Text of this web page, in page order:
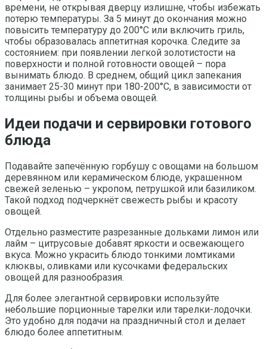
времени, не открывая дверцу излишне, чтобы избежать
потерю температуры. За 5 минут до окончания можно
повысить температуру до 200°C или включить гриль,
чтобы образовалась аппетитная корочка. Следите за
состоянием: при появлении легкой золотистости на
поверхности и полной готовности овощей – пора
вынимать блюдо. В среднем, общий цикл запекания
занимает 25-30 минут при 180-200°C, в зависимости от
толщины рыбы и объема овощей.
Идеи подачи и сервировки готового
блюда
Подавайте запечённую горбушу с овощами на большом
деревянном или керамическом блюде, украшенном
свежей зеленью – укропом, петрушкой или базиликом.
Такой подход подчеркнёт свежесть рыбы и красоту
овощей.
Отдельно разместите разрезанные дольками лимон или
лайм – цитрусовые добавят яркости и освежающего
вкуса. Можно украсить блюдо тонкими ломтиками
клюквы, оливками или кусочками федеральских
овощей для разнообразия.
Для более элегантной сервировки используйте
небольшие порционные тарелки или тарелки-лодочки.
Это удобно для подачи на праздничный стол и делает
блюдо более аппетитным.